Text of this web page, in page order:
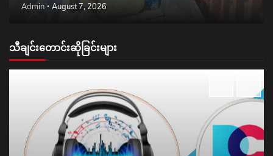
Admin August 7, 2026
သီချင်းတောင်းဆိုခြင်းများ